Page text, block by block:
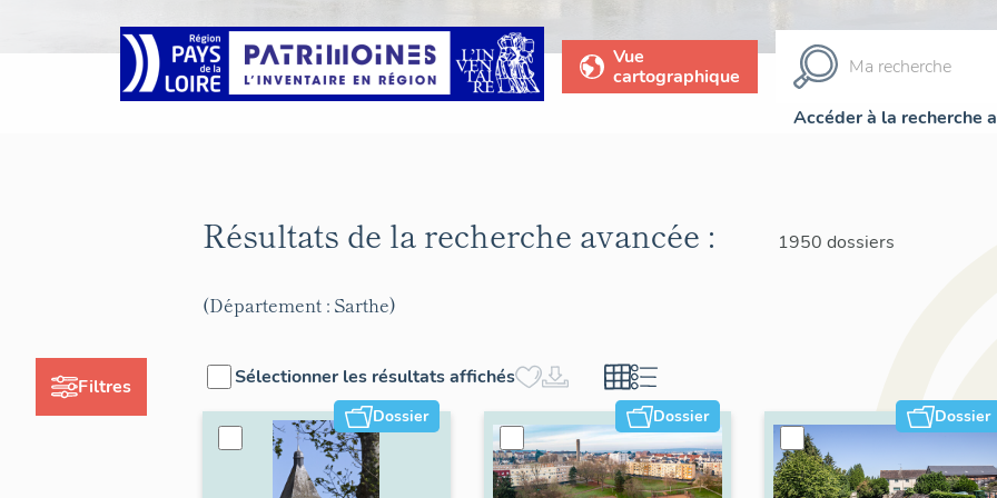
Vue
cartographique
Accéder à la recherche
Filtres
Résultats de la recherche avancée : 1950 dossiers
(Département : Sarthe)
Sélectionner les résultats affichés
Dossier Dossier Dossier